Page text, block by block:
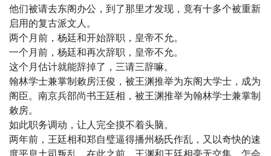
他们被请去东阁办公，到了那里才发现，竟有十多个被重新
启用的复古派文人。
两个月前，杨廷和开始辞职，皇帝不允。
一个月前，杨廷和再次辞职，皇帝不允。
这个月估计就能辞掉了，三请三辞嘛。
翰林学士兼掌制敕房汪俊，被王渊推举为东阁大学士，成为
阁臣。南京兵部尚书王廷相，被王渊推举为翰林学士兼掌制
敕房。
如此职务调动，让人完全摸不着头脑。
两年前，王廷相和郑自璧逼得播州杨氏作乱，又以奇快的速